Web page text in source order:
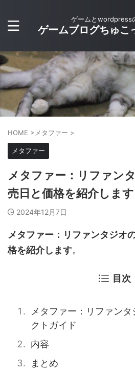
ゲームとwordpress
ゲームブログちゅこ
HOME > メタファー >
メタファー
メタファー：リファン
売日と価格を紹介します
2024年12月7日
メタファー：リファンタジオ
格を紹介します。
目次
メタファー：リファン
クトガイド
内容
まとめ